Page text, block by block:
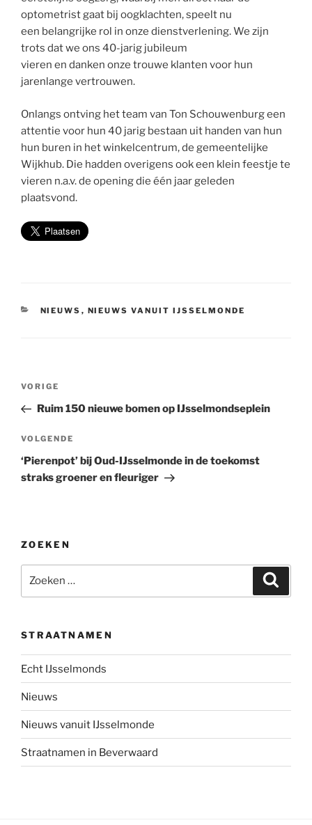
optometrist gaat bij oogklachten, speelt nu
een belangrijke rol in onze dienstverlening. We zijn
trots dat we ons 40-jarig jubileum
vieren en danken onze trouwe klanten voor hun
jarenlange vertrouwen.
Onlangs ontving het team van Ton Schouwenburg een
attentie voor hun 40 jarig bestaan uit handen van hun
hun buren in het winkelcentrum, de gemeentelijke
Wijkhub. Die hadden overigens ook een klein feestje te
vieren n.a.v. de opening die één jaar geleden
plaatsvond.
CATEGORIEËN
NIEUWS , NIEUWS VANUIT IJSSELMONDE
Bericht
Vorig
bericht
VORIGE
Ruim 150 nieuwe bomen op IJsselmondseplein
Volgend
bericht
VOLGENDE
‘Pierenpot’ bij Oud-IJsselmonde in de toekomst
straks groener en fleuriger
ZOEKEN
naar:
STRAATNAMEN
Echt IJsselmonds
Nieuws
Nieuws vanuit IJsselmonde
Straatnamen in Beverwaard